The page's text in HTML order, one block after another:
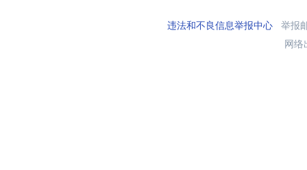
违法和不良信息举报中心举报
网